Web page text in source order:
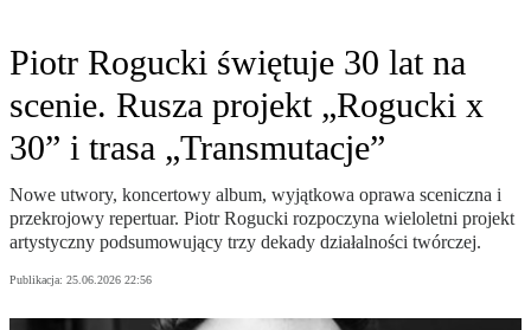
Piotr Rogucki świętuje 30 lat na
scenie. Rusza projekt „Rogucki x
30” i trasa „Transmutacje”
Nowe utwory, koncertowy album, wyjątkowa oprawa sceniczna i
przekrojowy repertuar. Piotr Rogucki rozpoczyna wieloletni projekt
artystyczny podsumowujący trzy dekady działalności twórczej.
Publikacja: 25.06.2026 22:56